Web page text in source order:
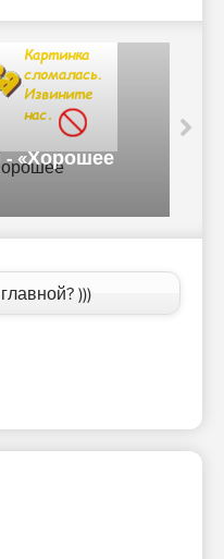
«Хорошее
)))